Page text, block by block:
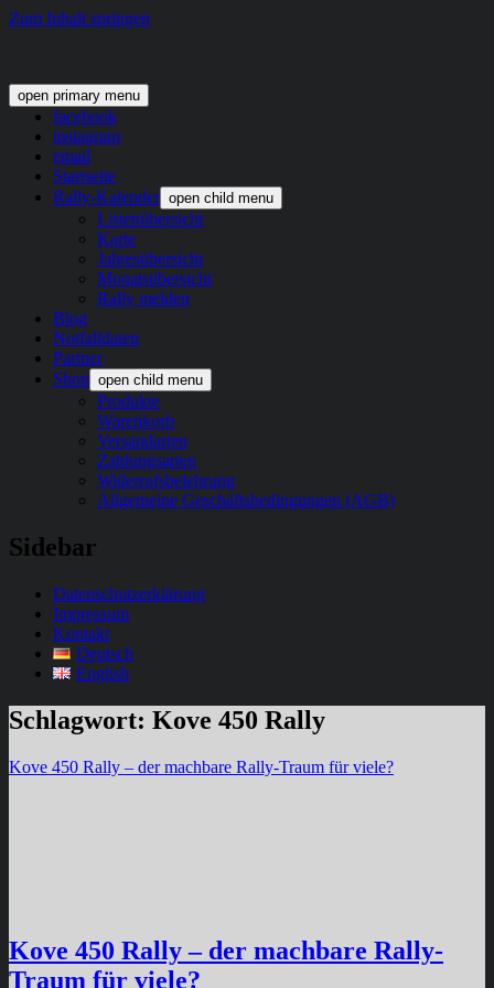
Zum Inhalt springen
open primary menu
facebook
instagram
email
Startseite
Rally-Kalender open child menu
Listenübersicht
Karte
Jahresübersicht
Monatsübersicht
Rally melden
Blog
Notfalldaten
Partner
Shop open child menu
Produkte
Warenkorb
Versandarten
Zahlungsarten
Widerrufsbelehrung
Allgemeine Geschäftsbedingungen (AGB)
Sidebar
Datenschutzerklärung
Impressum
Kontakt
Deutsch
English
Schlagwort: Kove 450 Rally
Kove 450 Rally – der machbare Rally-Traum für viele?
Kove 450 Rally – der machbare Rally-
Traum für viele?